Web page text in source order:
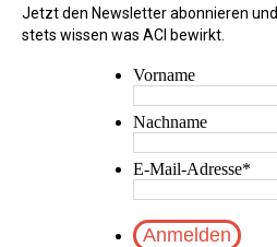
Jetzt den Newsletter abonnieren und
stets wissen was ACI bewirkt.
Vorname
Nachname
E-Mail-Adresse*